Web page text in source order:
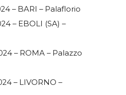
– BARI – Palaflorio
– EBOLI (SA) –
– ROMA – Palazzo
– LIVORNO –